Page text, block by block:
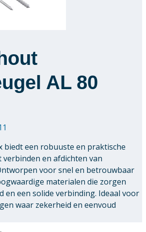
AL 80
biedt een robuuste en praktische
en afdichten van
voor snel en betrouwbaar
materialen die zorgen
en een solide verbinding. Ideaal voor
waar zekerheid en eenvoud